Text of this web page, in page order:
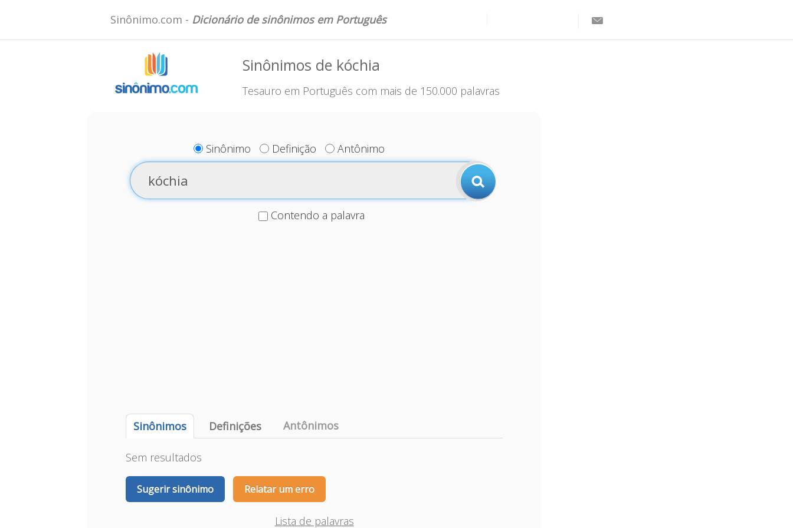
Sinônimo.com - Dicionário de sinônimos em Português
Sinônimos de kóchia
Tesauro em Português com mais de 150.000 palavras
Sinônimo Definição Antônimo
Contendo a palavra
Sinônimos Definições Antônimos
Sem resultados
Sugerir sinônimo Relatar um erro
Lista de palavras